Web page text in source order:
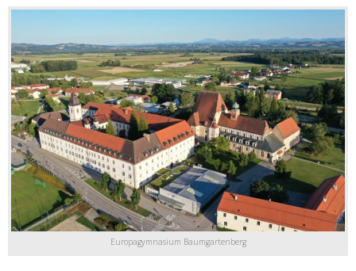
Europagymnasium Baumgartenberg